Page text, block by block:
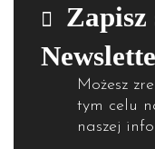
Zapisz
Możesz
tym celu
naszej